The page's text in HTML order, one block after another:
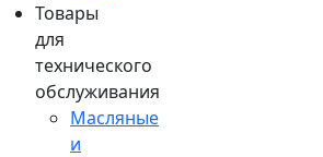
Товары
для
технического
обслуживания
Масляные
и